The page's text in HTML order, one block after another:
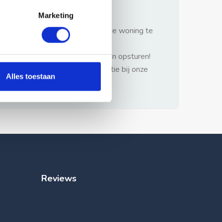
Marketing
Alles toestaan
1: Nooit vooraf betalen zonder de woning te
hebben gezien.
2: Geen persoonlijke documenten opsturen!
3: Meld bij misbruik de advertentie bij onze
klantenservice.
Reviews